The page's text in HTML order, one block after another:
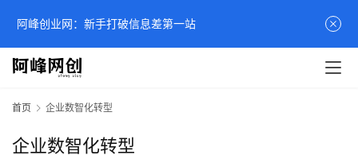
首页 企业数智化转型
企业数智化转型
阿峰创业网：新手打破信息差第一站